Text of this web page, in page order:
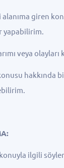
giren
yapabilirim.
veya olayları
hakkında
ilgili